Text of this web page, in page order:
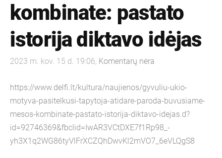
kombinate: pastato
istorija diktavo idėjas
2023 m. kov. 15 d. 19:06, Komentarų nėra
https://www.delfi.lt/kultura/naujienos/gyvuliu-ukio-
motyva-pasitelkusi-tapytoja-atidare-paroda-buvusiame-
mesos-kombinate-pastato-istorija-diktavo-idejas.d?
id=92746369&fbclid=IwAR3VCtDXE7f1Rp98_-
yh3X1q2WG86tyVlFrXCZQhDwvKl2mVO7_6eVLQgS8